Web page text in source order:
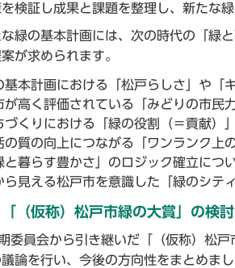
検証し成果と課題を整理し、新たな
緑の基本計画には、次の時代の「緑
が求められます。
基本計画における「松戸らしさ」や「
が高く評価されている「みどりの市民
づくりにおける「緑の役割（＝貢献）
の質の向上につながる「ワンランク上
と暮らす豊かさ」のロジック確立につ
ら見える松戸市を意識した「緑のシテ
「（仮称）松戸市緑の大賞」の検
委員会から引き継いだ「（仮称）松戸
論を行い、今後の方向性をまとめまし